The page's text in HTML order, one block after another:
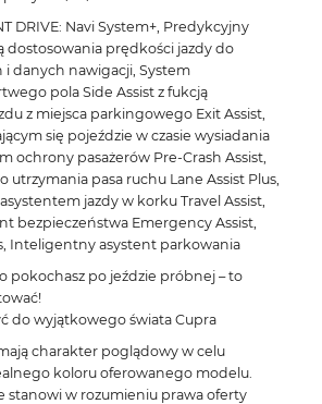
DRIVE: Navi System+, Predykcyjny
dostosowania prędkości jazdy do
danych nawigacji, System
pola Side Assist z fukcją
z miejsca parkingowego Exit Assist,
się pojeździe w czasie wysiadania
ochrony pasażerów Pre-Crash Assist,
pasa ruchu Lane Assist Plus,
jazdy w korku Travel Assist,
bezpieczeństwa Emergency Assist,
Inteligentny asystent parkowania
pokochasz po jeździe próbnej – to
do wyjątkowego świata Cupra
charakter poglądowy w celu
koloru oferowanego modelu.
stanowi w rozumieniu prawa oferty